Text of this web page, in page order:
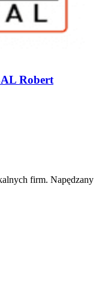
Robert
firm. Napędzany